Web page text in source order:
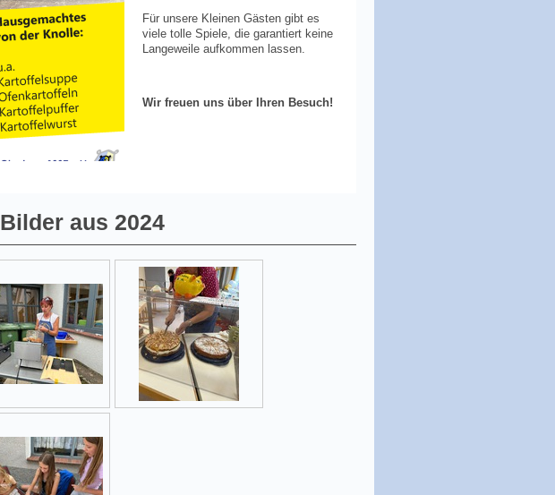
Für unsere Kleinen Gästen gibt es
viele tolle Spiele, die garantiert keine
Langeweile aufkommen lassen.
Wir freuen uns über Ihren Besuch!
Bilder aus 2024